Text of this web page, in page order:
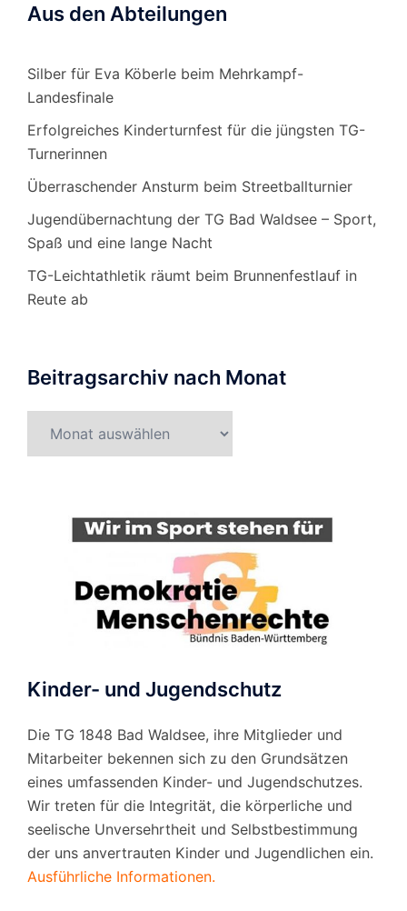
Aus den Abteilungen
Silber für Eva Köberle beim Mehrkampf-
Landesfinale
Erfolgreiches Kinderturnfest für die jüngsten TG-
Turnerinnen
Überraschender Ansturm beim Streetballturnier
Jugendübernachtung der TG Bad Waldsee – Sport,
Spaß und eine lange Nacht
TG-Leichtathletik räumt beim Brunnenfestlauf in
Reute ab
Beitragsarchiv nach Monat
nach
Kinder- und Jugendschutz
Die TG 1848 Bad Waldsee, ihre Mitglieder und
Mitarbeiter bekennen sich zu den Grundsätzen
eines umfassenden Kinder- und Jugendschutzes.
Wir treten für die Integrität, die körperliche und
seelische Unversehrtheit und Selbstbestimmung
der uns anvertrauten Kinder und Jugendlichen ein.
Ausführliche Informationen.